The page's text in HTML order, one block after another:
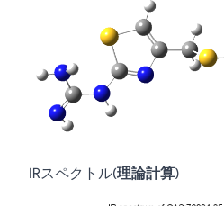
IRスペクトル(理論計算)